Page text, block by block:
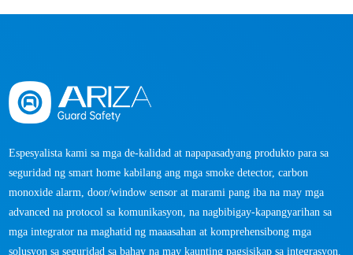
Espesyalista kami sa mga de-kalidad at napapasadyang produkto para sa
seguridad ng smart home kabilang ang mga smoke detector, carbon
monoxide alarm, door/window sensor at marami pang iba na may mga
advanced na protocol sa komunikasyon, na nagbibigay-kapangyarihan sa
mga integrator na maghatid ng maaasahan at komprehensibong mga
solusyon sa seguridad sa bahay na may kaunting pagsisikap sa integrasyon.